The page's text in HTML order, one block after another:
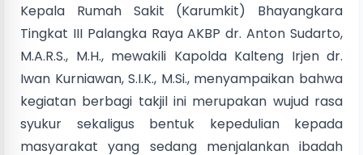
Kepala Rumah Sakit (Karumkit) Bhayangkara
Tingkat III Palangka Raya AKBP dr. Anton Sudarto,
M.A.R.S., M.H., mewakili Kapolda Kalteng Irjen dr.
Iwan Kurniawan, S.I.K., M.Si., menyampaikan bahwa
kegiatan berbagi takjil ini merupakan wujud rasa
syukur sekaligus bentuk kepedulian kepada
masyarakat yang sedang menjalankan ibadah